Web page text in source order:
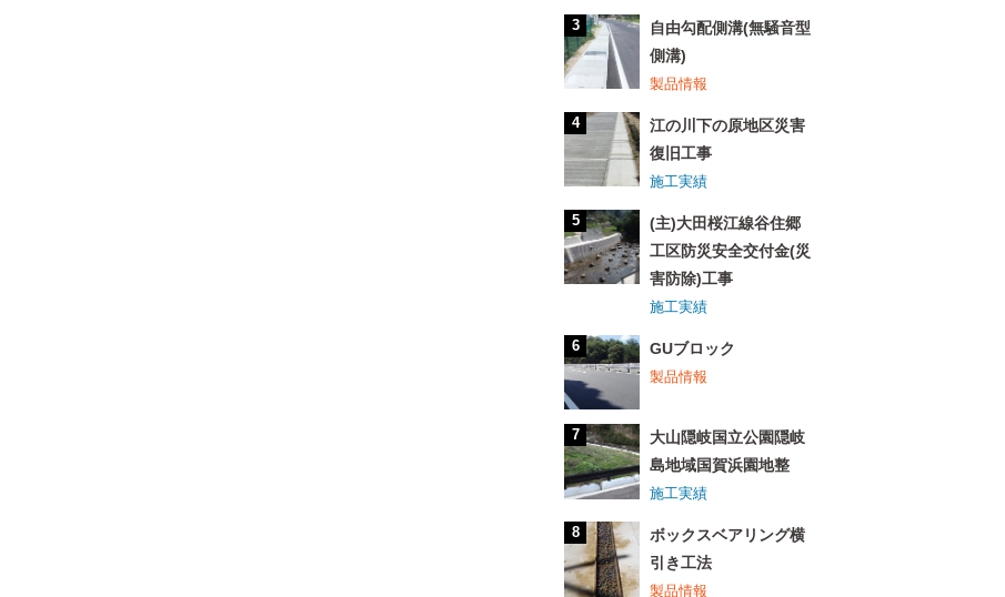
自由勾配側溝(無騒音型
側溝)
製品情報
江の川下の原地区災害
復旧工事
施工実績
(主)大田桜江線谷住郷
工区防災安全交付金(災
害防除)工事
施工実績
GUブロック
製品情報
大山隠岐国立公園隠岐
島地域国賀浜園地整
施工実績
ボックスベアリング横
引き工法
製品情報